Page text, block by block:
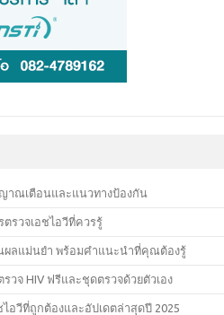
าณเตือนและแนวทางป้องกัน
รวจเอชไอวีที่ควรรู้
นผลแม่นยำ พร้อมคำแนะนำที่คุณต้องรู้
วจ HIV ฟรีและชุดตรวจด้วยตัวเอง
อวีที่ถูกต้องและอัปเดตล่าสุดปี 2025